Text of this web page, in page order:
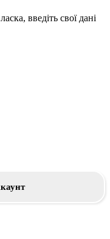
введіть свої дані